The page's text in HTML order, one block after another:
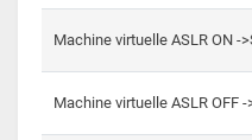
Machine virtuelle ASLR ON -
Machine virtuelle ASLR OFF -